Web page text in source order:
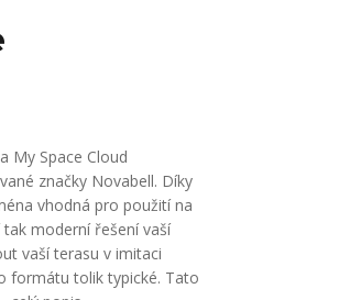
My Space Cloud
značky Novabell. Díky
vhodná pro použití na
moderní řešení vaší
vaší terasu v imitaci
formátu tolik typické. Tato